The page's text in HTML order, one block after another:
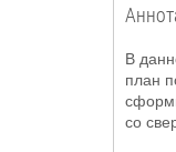
В
план
со